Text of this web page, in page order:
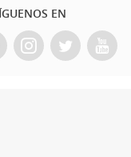
EN